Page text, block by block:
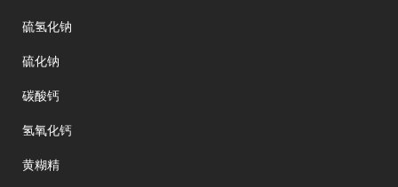
硫氢化钠
硫化钠
碳酸钙
氢氧化钙
黄糊精